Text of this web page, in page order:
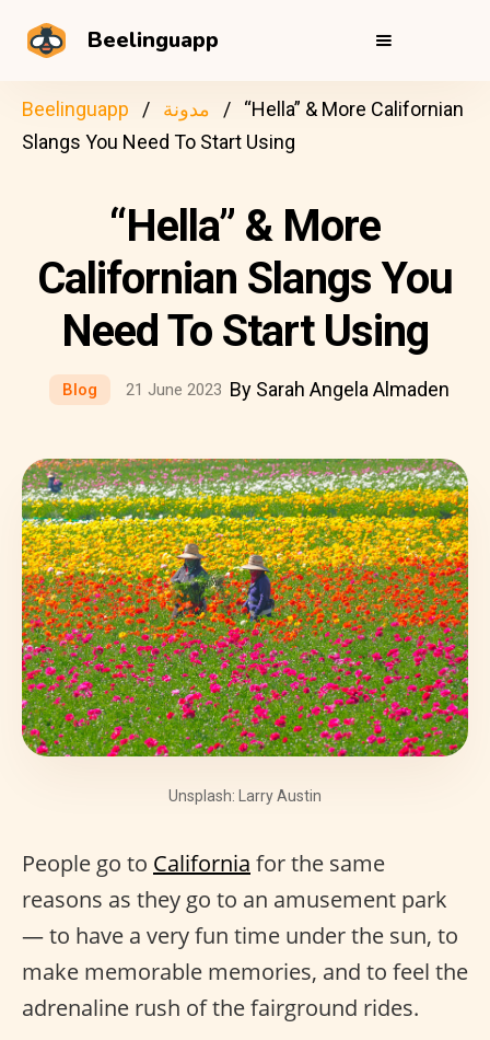
Beelinguapp
Beelinguapp مدونة
“Hella” & More Californian
Slangs You Need To Start Using
“Hella” & More
Californian Slangs You
Need To Start Using
Blog 21 June 2023 By Sarah Angela Almaden
Unsplash: Larry Austin
People go to California for the same
reasons as they go to an amusement park
— to have a very fun time under the sun, to
make memorable memories, and to feel the
adrenaline rush of the fairground rides.